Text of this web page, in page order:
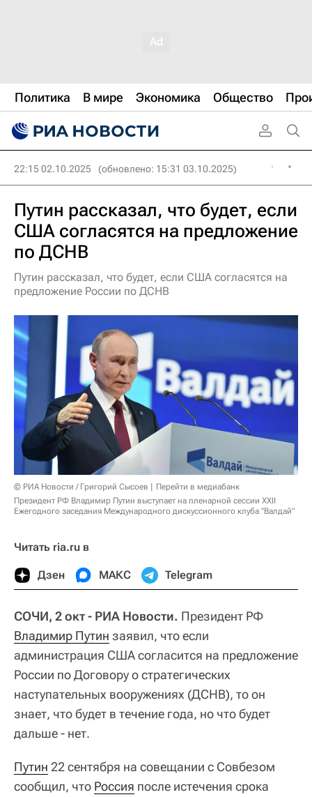
Политика В мире Экономика Общество
22:15 02.10.2025 (обновлено: 15:31 03.10.2025)
Путин рассказал, что будет, если
США согласятся на предложение
по ДСНВ
Путин рассказал, что будет, если США согласятся на
предложение России по ДСНВ
© РИА Новости / Григорий Сысоев
Перейти в медиабанк
Президент РФ Владимир Путин выступает на пленарной сессии XXII
Ежегодного заседания Международного дискуссионного клуба "Валдай"
Читать ria.ru в
Дзен МАКС Telegram
СОЧИ, 2 окт - РИА Новости. Президент РФ
Владимир Путин заявил, что если
администрация США согласится на предложение
России по Договору о стратегических
наступательных вооружениях (ДСНВ), то он
знает, что будет в течение года, но что будет
дальше - нет.
Путин 22 сентября на совещании с Совбезом
сообщил, что Россия после истечения срока